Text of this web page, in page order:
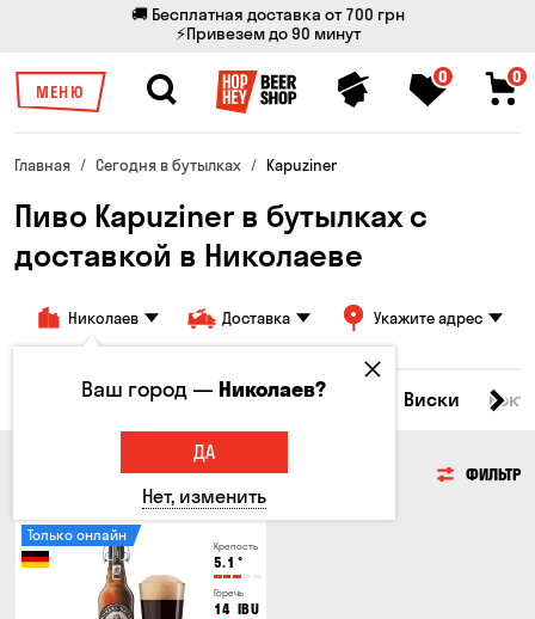
🚚 Бесплатная доставка от 700 грн
⚡Привезем до 90 минут
МЕНЮ
0 0
Главная Сегодня в бутылках Kapuziner
Пиво Kapuziner в бутылках с
доставкой в ​​Николаеве
Николаев Доставка Укажите адрес
Все товары Пиво Сидр Виски
ФИЛЬТР
Крепость
5.1 °
Горечь
14 IBU
Только онлайн
Ваш город —Николаев?
ДА
Нет, изменить